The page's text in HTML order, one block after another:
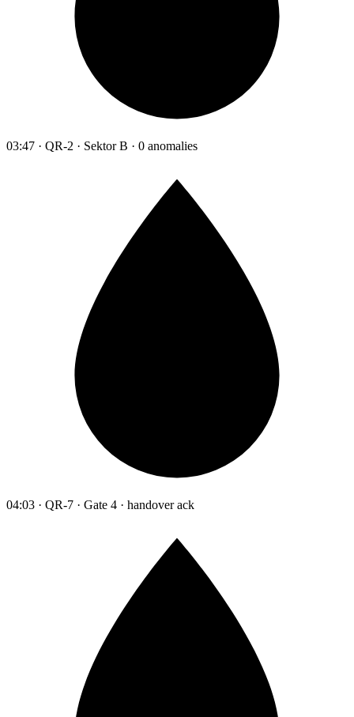
03:47 · QR-2 · Sektor B · 0 anomalies
04:03 · QR-7 · Gate 4 · handover ack